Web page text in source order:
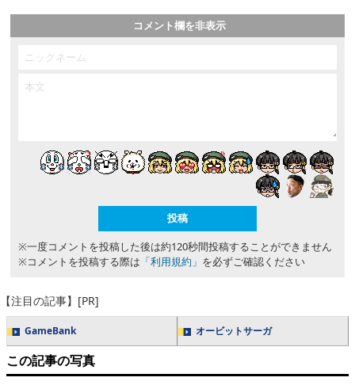
コメント欄を非表示
※一度コメントを投稿した後は約120秒間投稿することができません
※コメントを投稿する際は 「利用規約」 を必ずご確認ください
【注目の記事】[PR]
GameBank オービットサーガ
この記事の写真